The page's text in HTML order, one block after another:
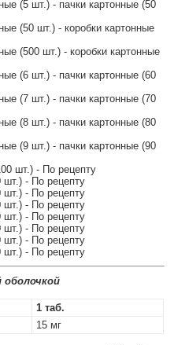
(5 шт.) - пачки картонные (50
(50 шт.) - коробки картонные
(500 шт.) - коробки картонные
(6 шт.) - пачки картонные (60
(7 шт.) - пачки картонные (70
(8 шт.) - пачки картонные (80
(9 шт.) - пачки картонные (90
шт.) - По рецепту
шт.) - По рецепту
шт.) - По рецепту
шт.) - По рецепту
шт.) - По рецепту
шт.) - По рецепту
шт.) - По рецепту
шт.) - По рецепту
1 таб.
15 мг